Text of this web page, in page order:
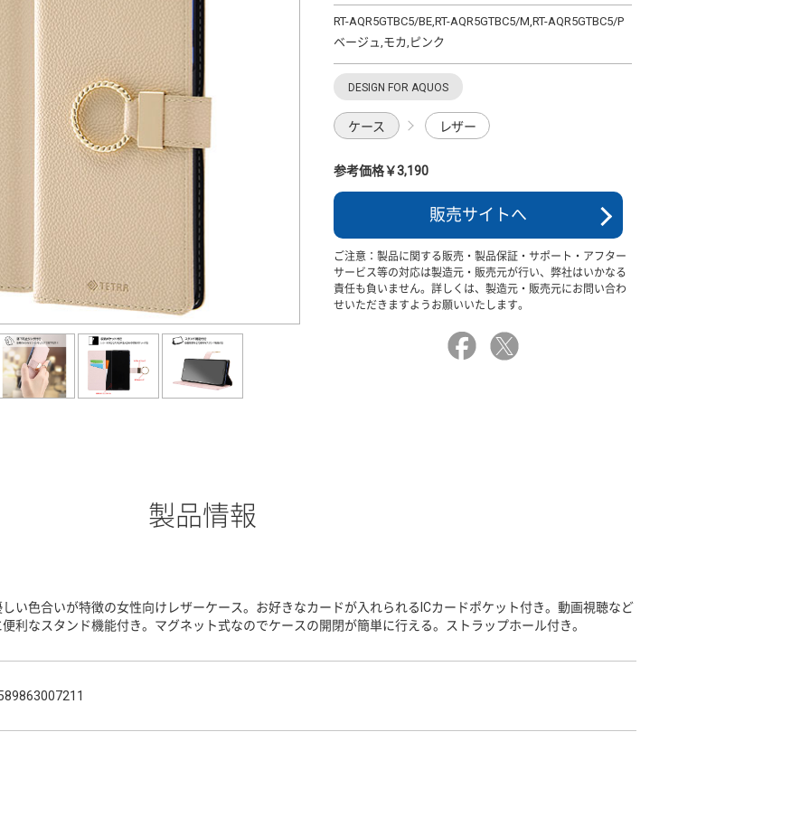
RT-AQR5GTBC5/BE,RT-AQR5GTBC5/M,RT-AQR5GTBC5/P
ベージュ,モカ,ピンク
DESIGN FOR AQUOS
ケース レザー
参考価格￥3,190
販売サイトへ
ご注意：製品に関する販売・製品保証・サポート・アフター
サービス等の対応は製造元・販売元が行い、弊社はいかなる
責任も負いません。詳しくは、製造元・販売元にお問い合わ
せいただきますようお願いいたします。
製品情報
しい色合いが特徴の女性向けレザーケース。お好きなカードが入れられるICカードポケット付き。動画視聴など
便利なスタンド機能付き。マグネット式なのでケースの開閉が簡単に行える。ストラップホール付き。